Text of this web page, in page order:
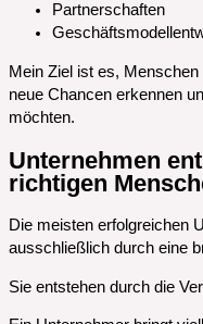
Partnerschaften
Mein Ziel ist es,
neue Chancen erkennen
möchten.
Unternehmen
richtigen
Die meisten erfolgreichen
ausschließlich durch eine
Sie entstehen durch die